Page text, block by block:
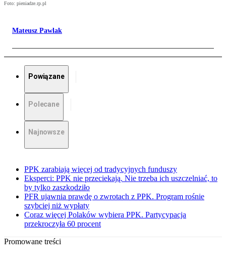
Foto: pieniadze.rp.pl
Mateusz Pawlak
Powiązane
Polecane
Najnowsze
PPK zarabiają więcej od tradycyjnych funduszy
Eksperci: PPK nie przeciekają. Nie trzeba ich uszczelniać, to
by tylko zaszkodziło
PFR ujawnia prawdę o zwrotach z PPK. Program rośnie
szybciej niż wypłaty
Coraz więcej Polaków wybiera PPK. Partycypacja
przekroczyła 60 procent
Promowane treści